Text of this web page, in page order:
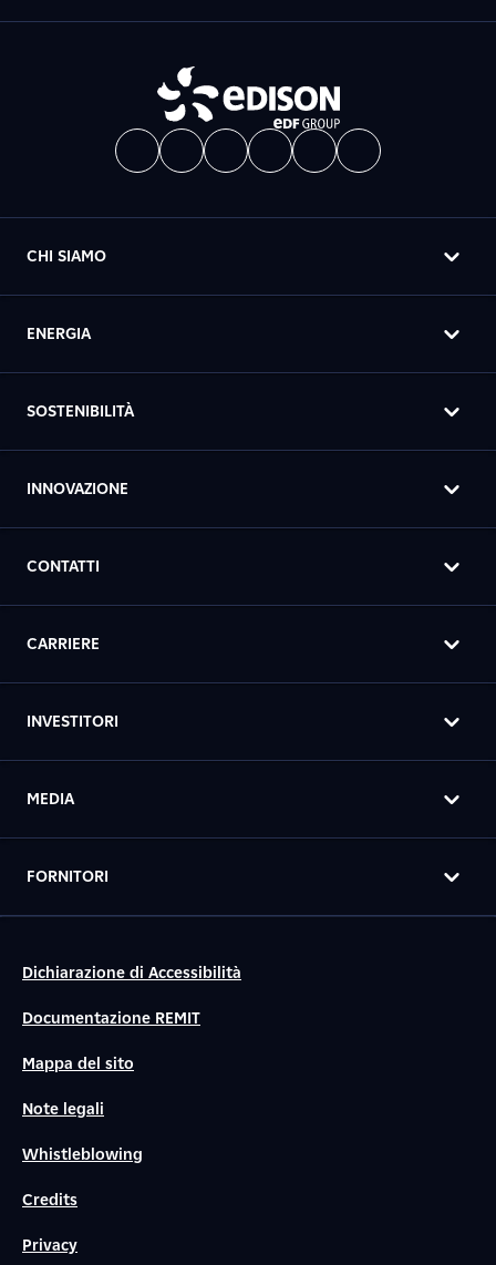
CHI SIAMO
ENERGIA
SOSTENIBILITÀ
INNOVAZIONE
CONTATTI
CARRIERE
INVESTITORI
MEDIA
FORNITORI
Dichiarazione di Accessibilità
Documentazione REMIT
Mappa del sito
Note legali
Whistleblowing
Credits
Privacy